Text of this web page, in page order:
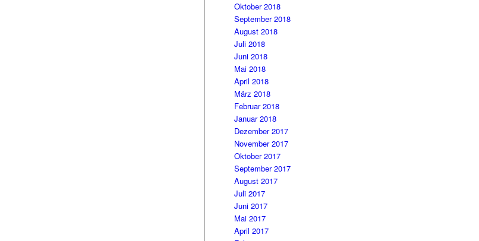
Oktober 2018
September 2018
August 2018
Juli 2018
Juni 2018
Mai 2018
April 2018
März 2018
Februar 2018
Januar 2018
Dezember 2017
November 2017
Oktober 2017
September 2017
August 2017
Juli 2017
Juni 2017
Mai 2017
April 2017